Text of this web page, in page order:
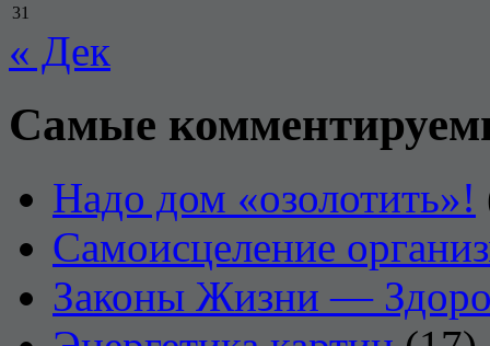
31
« Дек
Самые
Надо дом «озолотить»!
Самоисцеление
Законы Жизни —